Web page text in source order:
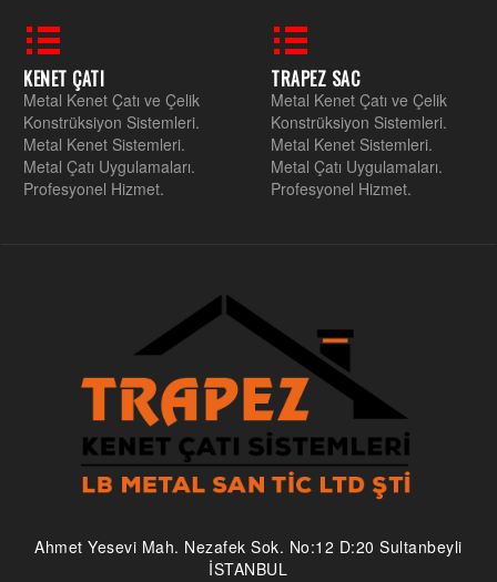
KENET ÇATI
Metal Kenet Çatı ve Çelik
Konstrüksiyon Sistemleri.
Metal Kenet Sistemleri.
Metal Çatı Uygulamaları.
Profesyonel Hizmet.
TRAPEZ SAC
Metal Kenet Çatı ve Çelik
Konstrüksiyon Sistemleri.
Metal Kenet Sistemleri.
Metal Çatı Uygulamaları.
Profesyonel Hizmet.
Ahmet Yesevi Mah. Nezafek Sok. No:12 D:20 Sultanbeyli
İSTANBUL